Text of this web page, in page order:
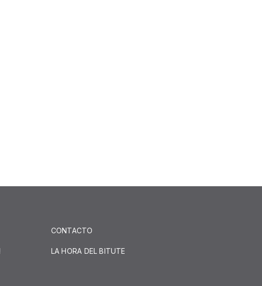
CONTACTO
LA HORA DEL BITUTE